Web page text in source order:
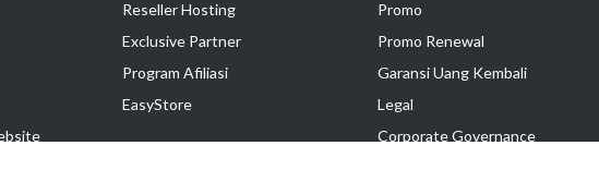
Reseller Hosting
Exclusive Partner
Program Afiliasi
EasyStore
Promo
Promo Renewal
Garansi Uang Kembali
Legal
Corporate Governance